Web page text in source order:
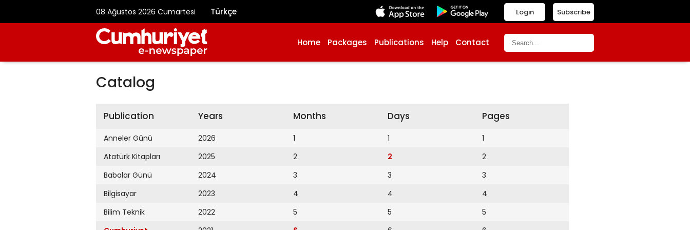
08 Ağustos 2026 Cumartesi Türkçe Subscribe
Login
Home Packages Publications Help Contact
Catalog
Publication
Anneler Günü
Atatürk Kitapları
Babalar Günü
Bilgisayar
Bilim Teknik
Years
2026
2025
2024
2023
2022
Months
1
2
3
4
5
Days
1
2
3
4
5
Pages
1
2
3
4
5